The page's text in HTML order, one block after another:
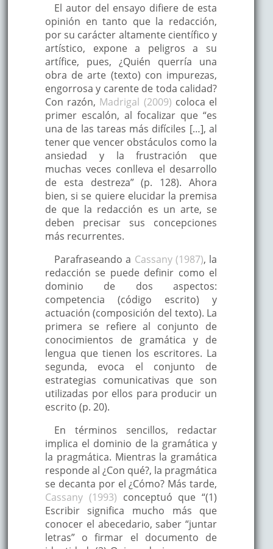
El autor del ensayo difiere de esta
opinión en tanto que la redacción,
por su carácter altamente científico y
artístico, expone a peligros a su
artífice, pues, ¿Quién querría una
obra de arte (texto) con impurezas,
engorrosa y carente de toda calidad?
Con razón, Madrigal (2009) coloca el
primer escalón, al focalizar que “es
una de las tareas más difíciles […], al
tener que vencer obstáculos como la
ansiedad y la frustración que
muchas veces conlleva el desarrollo
de esta destreza” (p. 128). Ahora
bien, si se quiere elucidar la premisa
de que la redacción es un arte, se
deben precisar sus concepciones
más recurrentes.
Parafraseando a Cassany (1987), la
redacción se puede definir como el
dominio de dos aspectos:
competencia (código escrito) y
actuación (composición del texto). La
primera se refiere al conjunto de
conocimientos de gramática y de
lengua que tienen los escritores. La
segunda, evoca el conjunto de
estrategias comunicativas que son
utilizadas por ellos para producir un
escrito (p. 20).
En términos sencillos, redactar
implica el dominio de la gramática y
la pragmática. Mientras la gramática
responde al ¿Con qué?, la pragmática
se decanta por el ¿Cómo? Más tarde,
Cassany (1993) conceptuó que “(1)
Escribir significa mucho más que
conocer el abecedario, saber “juntar
letras” o firmar el documento de